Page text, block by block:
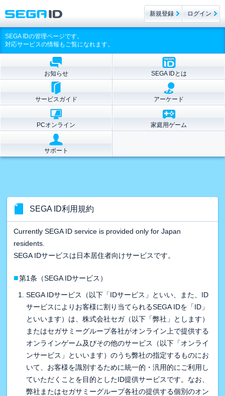
SEGA IDの管理ページです。
対応サービスの情報もご覧になれます。
お知らせ SEGA IDとは
サービスガイド アーケード
PCオンライン 家庭用ゲーム
サポート
SEGA ID利用規約
Currently SEGA ID service is provided only for Japan
residents.
SEGA IDサービスは日本居住者向けサービスです。
■第1条（SEGA IDサービス）
SEGA IDサービス（以下「IDサービス」といい、また、ID
サービスによりお客様に割り当てられるSEGA IDを「ID」
といいます）は、株式会社セガ（以下「弊社」とします）
またはセガサミーグループ各社がオンライン上で提供する
オンラインゲーム及びその他のサービス（以下「オンライ
ンサービス」といいます）のうち弊社の指定するものにお
いて、お客様を識別するために統一的・汎用的にご利用し
ていただくことを目的としたID提供サービスです。なお、
弊社またはセガサミーグループ各社の提供する個別のオン
新規登録 ログイン